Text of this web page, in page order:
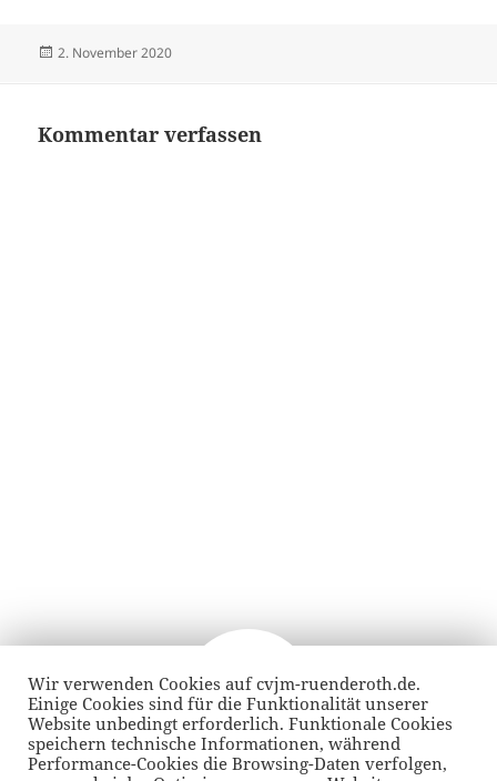
Veröffentlicht
2. November 2020
Kommentar verfassen
Beitragsnavigation
VORHERIGER
Vorheriger
Beitrag:
Church Night
Wir verwenden Cookies auf cvjm-ruenderoth.de.
Einige Cookies sind für die Funktionalität unserer
Website unbedingt erforderlich. Funktionale Cookies
speichern technische Informationen, während
Performance-Cookies die Browsing-Daten verfolgen,